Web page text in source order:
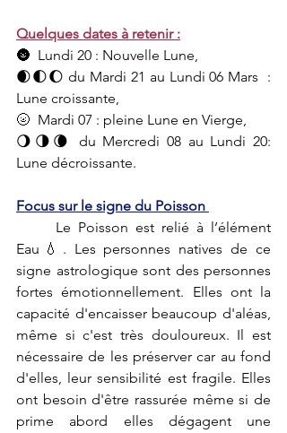
Quelques dates à retenir :
🌚  Lundi 20 : Nouvelle Lune,
🌒🌓🌔 du Mardi 21 au Lundi 06 Mars  :
Lune croissante,
🌝  Mardi 07 : pleine Lune en Vierge,
🌖🌗🌘 du Mercredi 08 au Lundi 20:
Lune décroissante.
Focus sur le signe du Poisson
Eau💧. Les personnes natives de ce
signe astrologique sont des personnes
fortes émotionnellement. Elles ont la
capacité d'encaisser beaucoup d'aléas,
même si c'est très douloureux. Il est
nécessaire de les préserver car au fond
d'elles, leur sensibilité est fragile. Elles
ont besoin d'être rassurée même si de
prime abord elles dégagent une